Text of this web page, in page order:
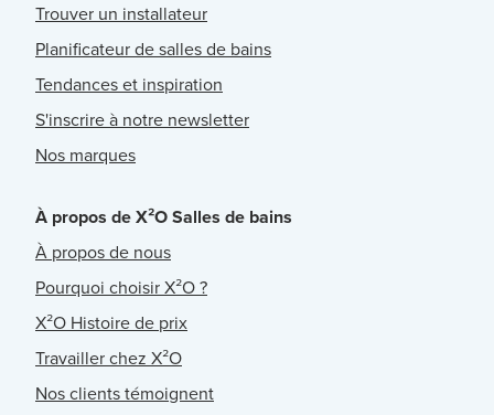
Trouver un installateur
Planificateur de salles de bains
Tendances et inspiration
S'inscrire à notre newsletter
Nos marques
À propos de X²O Salles de bains
À propos de nous
Pourquoi choisir X²O ?
X²O Histoire de prix
Travailler chez X²O
Nos clients témoignent